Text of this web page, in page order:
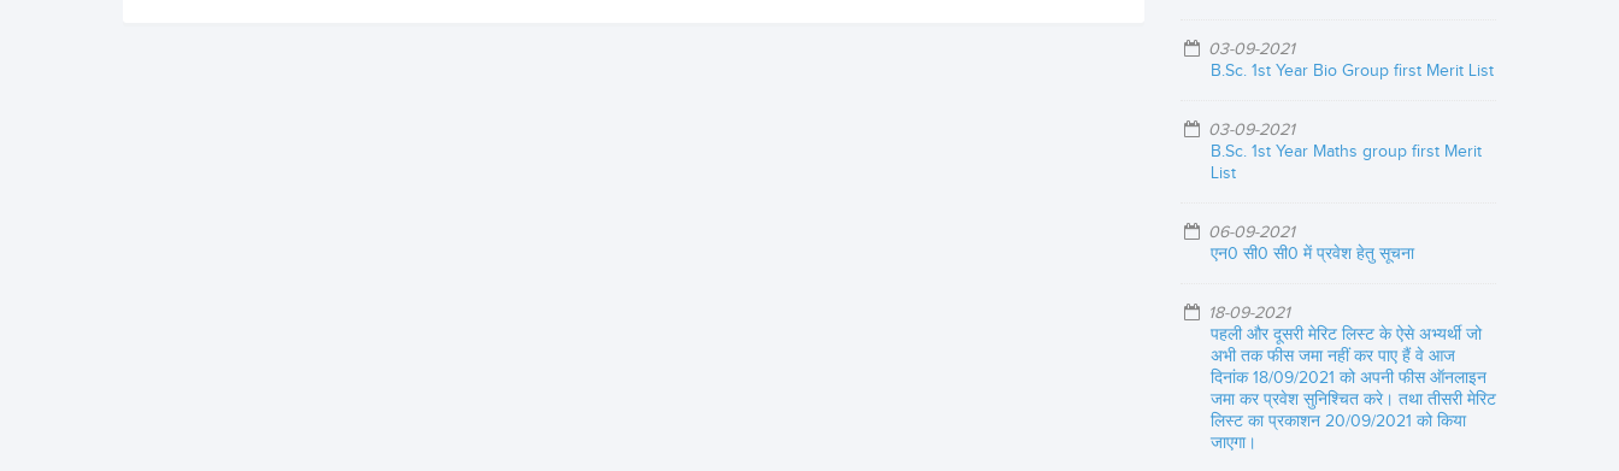
03-09-2021
B.Sc. 1st Year Bio Group first Merit List
03-09-2021
B.Sc. 1st Year Maths group first Merit
List
06-09-2021
एन0 सी0 सी0 में प्रवेश हेतु सूचना
18-09-2021
पहली और दूसरी मेरिट लिस्ट के ऐसे अभ्यर्थी जो
अभी तक फीस जमा नहीं कर पाए हैं वे आज
दिनांक 18/09/2021 को अपनी फीस ऑनलाइन
जमा कर प्रवेश सुनिश्चित करे। तथा तीसरी मेरिट
लिस्ट का प्रकाशन 20/09/2021 को किया
जाएगा।